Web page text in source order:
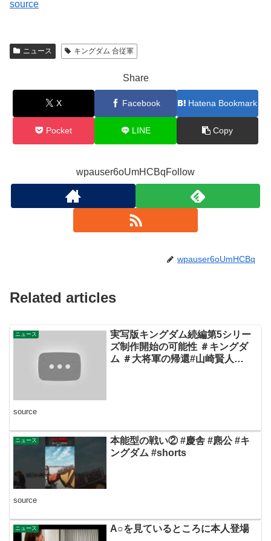
source
ニュース キングダム 合従軍
Share
X Facebook Hatena Bookmark
Pocket LINE Copy
wpauser6oUmHCBqFollow
wpauser6oUmHCBq
Related articles
ニュース
実写版キングダム続編第5シリー
ズ制作開始の可能性 ＃キングダ
ム ＃大将軍の帰還#山崎賢人
source
ニュース
本能型の戦い② #慶舎 #麃公 #キ
ングダム #shorts
source
ニュース A○を見ているところに本人登場